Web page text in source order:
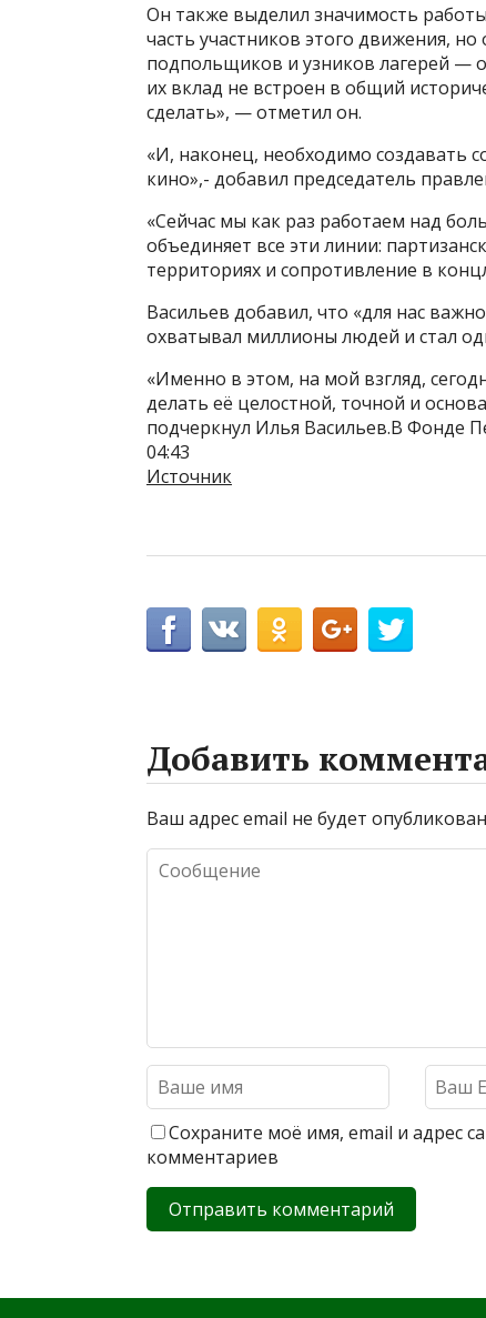
Он также выделил значимость
часть участников этого движения,
подпольщиков и узников лагерей —
их вклад не встроен в общий
сделать», — отметил он.
«И, наконец, необходимо создавать
кино»,- добавил председатель
«Сейчас мы как раз работаем над
объединяет все эти линии:
территориях и сопротивление в
Васильев добавил, что «для нас
охватывал миллионы людей и стал
«Именно в этом, на мой взгляд,
делать её целостной, точной и
подчеркнул Илья Васильев.В Фонде
04:43
Источник
Добавить
Ваш адрес email не будет
Сохраните моё имя, email и адрес
комментариев